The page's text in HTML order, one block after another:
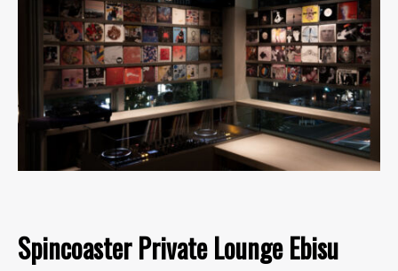
Spincoaster Private Lounge Ebisu